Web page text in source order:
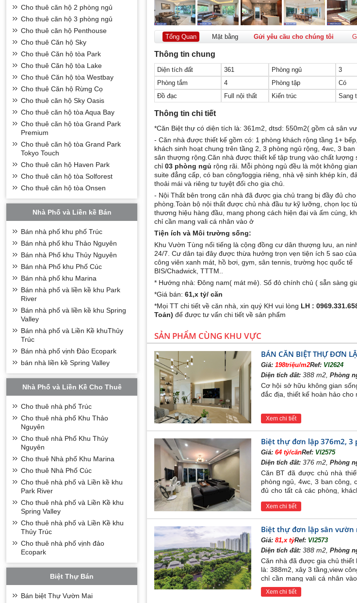
Tổng Quan Mặt bằng Gửi yêu cầu cho chúng tôi
Thông tin chung
Diện tích đất 361 Phòng ngủ 3
Phòng tắm
4 Phòng tập Có
Đồ đạc
Full nội thất Kiến trúc Sang
Thông tin chi tiết
*Căn Biệt thự có diện tích là: 361m2, dtsd: 550m2( gồm cả sân
- Căn nhà được thiết kế gồm có: 1 phòng khách rộng tầng 1+
khách sinh hoạt chung trên tầng 2, 3 phòng ngủ rộng, 4wc, 3 ban
sân thượng rộng.Căn nhà được thiết kế tập trung vào chất lượng
chỉ03 phòng ngủ rộng rãi. Mỗi phòng ngủ đều là một không
suite đẳng cấp, có ban công/loggia riêng, nhà vệ sinh khép kín,
thoải mái và riêng tư tuyệt đối cho gia chủ.
- Nội Thất bên trong căn nhà đã được gia chủ trang bị đầy đủ
phòng.Toàn bộ nội thất được chủ nhà đầu tư kỹ lưỡng, chọn lọc
thương hiệu hàng đầu, mang phong cách hiện đại và ấm cúng,
chỉ cần mang vali cá nhân vào ở
Tiện ích và Môi trường sống:
Khu Vườn Tùng nổi tiếng là cộng đồng cư dân thượng lưu, an
24/7. Cư dân tại đây được thừa hưởng trọn vẹn tiện ích 5 sao
công viên xanh mát, hồ bơi, gym, sân tennis, trường học quốc tế
BIS/Chadwick, TTTM..
* Hướng nhà: Đông nam( mát mẻ). Sổ đỏ chính chủ ( sẵn sàng
*Giá bán:61,x tỷ/ căn
*Mọi TT chi tiết về căn nhà, xin quý KH vui lòng LH :
Toản) để được tư vấn chi tiết về sản phẩm
SẢN PHẨM CÙNG KHU VỰC
BÁN CĂN BIỆT THỰ ĐƠN
Giá: 198triệu/m2Ref: VI2624
Diện tích đất:388 m2, Phòng
Cơ hội sở hữu không gian
đắc địa, thiết kế hoàn hảo cho
Xem chi tiết
Biệt thự đơn lập 376m2, 3
Giá: 64 tỷ/cănRef: VI2575
Diện tích đất:376 m2, Phòng
Căn BT đã được chủ nhà
phòng ngủ, 4wc, 3 ban công,
đủ cho tất cả các phòng,
Xem chi tiết
Biệt thự đơn lập sân vườn
Giá: 81,x tỷRef: VI2573
Diện tích đất:388 m2, Phòng
Căn nhà đã được gia chủ
là: 388m2, xây 3 tầng,view
chỉ cần mang vali cá nhân
quanh đầy đủ
Xem chi tiết
Cho thuê căn hộ 2 phòng ngủ
Cho thuê căn hộ 3 phòng ngủ
Cho thuê căn hộ Penthouse
Cho thuê Căn hộ Sky
Cho thuê Căn hộ tòa Park
Cho thuê Căn hộ tòa Lake
Cho thuê Căn hộ tòa Westbay
Cho thuê Căn hộ Rừng Cọ
Cho thuê căn hộ Sky Oasis
Cho thuê căn hộ tòa Aqua Bay
Cho thuê căn hộ tòa Grand Park
Premium
Cho thuê căn hộ tòa Grand Park
Tokyo Touch
Cho thuê căn hộ Haven Park
Cho thuê căn hộ tòa Solforest
Cho thuê căn hộ tòa Onsen
Nhà Phố và Liền kề Bán
Bán nhà phố khu phố Trúc
Bán nhà phố khu Thảo Nguyên
Bán nhà Phố khu Thủy Nguyên
Bán nhà Phố khu Phố Cúc
Bán nhà phố khu Marina
Bán nhà phố và liền kề khu Park
River
Bán nhà phố và liền kề khu Spring
Valley
Bán nhà phố và Liền Kề khuThủy
Trúc
Bán nhà phố vịnh Đảo Ecopark
bán nhà liền kề Spring Valley
Nhà Phố và Liền Kề Cho Thuê
Cho thuê nhà phố Trúc
Cho thuê nhà phố Khu Thảo
Nguyên
Cho thuê nhà Phố Khu Thủy
Nguyên
Cho thuê Nhà phố Khu Marina
Cho thuê Nhà Phố Cúc
Cho thuê nhà phố và Liền kề khu
Park River
Cho thuê nhà phố và Liền Kề khu
Spring Valley
Cho thuê nhà phố và Liền Kề khu
Thủy Trúc
Cho thuê nhà phố vịnh đảo
Ecopark
Biệt Thự Bán
Bán biệt Thự Vườn Mai